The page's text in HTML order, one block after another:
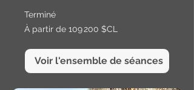
Terminé
À
partir
pesos
chiliens
À partir de 109 200 $CL
Voir l'ensemble de séances